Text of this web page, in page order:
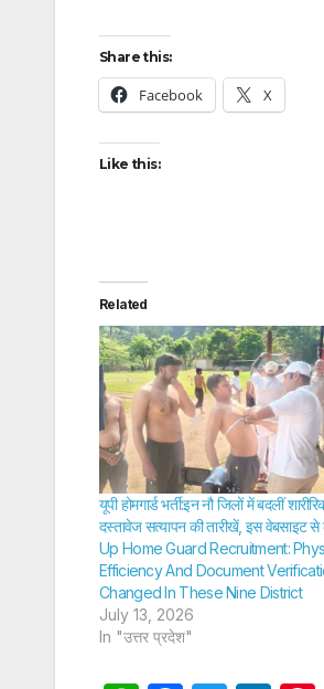
Share this:
Facebook X
Like this:
Related
यूपी होमगार्ड भर्ती:इन नौ जिलों में बदलीं
दस्तावेज सत्यापन की तारीखें, इस वेबसाइट
Up Home Guard Recruitment:
Efficiency And Document
Changed In These Nine District
July 13, 2026
In "उत्तर प्रदेश"